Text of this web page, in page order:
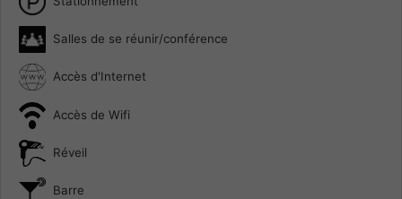
Salles de se réunir/conférence
Accès d'Internet
Accès de Wifi
Réveil
Barre